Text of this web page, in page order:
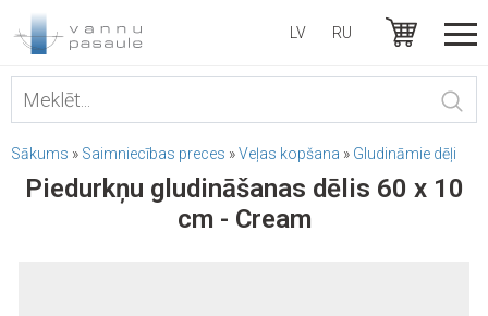
LV RU
Sākums » Saimniecības preces »Veļas kopšana » Gludināmie dēļi
Piedurkņu gludināšanas dēlis 60 x 10
cm - Cream